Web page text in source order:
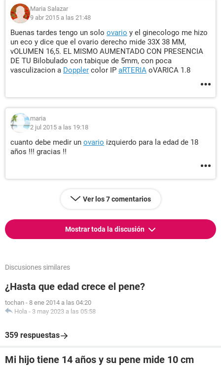
Maria Salazar
9 abr 2015 a las 21:48
Buenas tardes tengo un solo ovario y el ginecologo me hizo
un eco y dice que el ovario derecho mide 33X 38 MM,
vOLUMEN 16,5. EL MISMO AUMENTADO CON PRESENCIA
DE TU Bilobulado con tabique de 5mm, con poca
vasculizacion a Doppler color IP aRTERIA oVARICA 1.8
maria
2 jul 2015 a las 19:18
cuanto debe medir un ovario izquierdo para la edad de 18
años !!! gracias !!
Ver los 7 comentarios
Mostrar toda la discusión
Discusiones similares
¿Hasta que edad crece el pene?
tochan - 8 ene 2014 a las 04:20
Hola - 3 may 2023 a las 05:58
359 respuestas
Mi hijo tiene 14 años y su pene mide 10 cm